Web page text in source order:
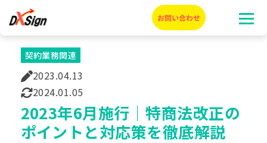
契約業務関連
2023.04.13
2024.01.05
2023年6月施行｜特商法改正の
ポイントと対応策を徹底解説